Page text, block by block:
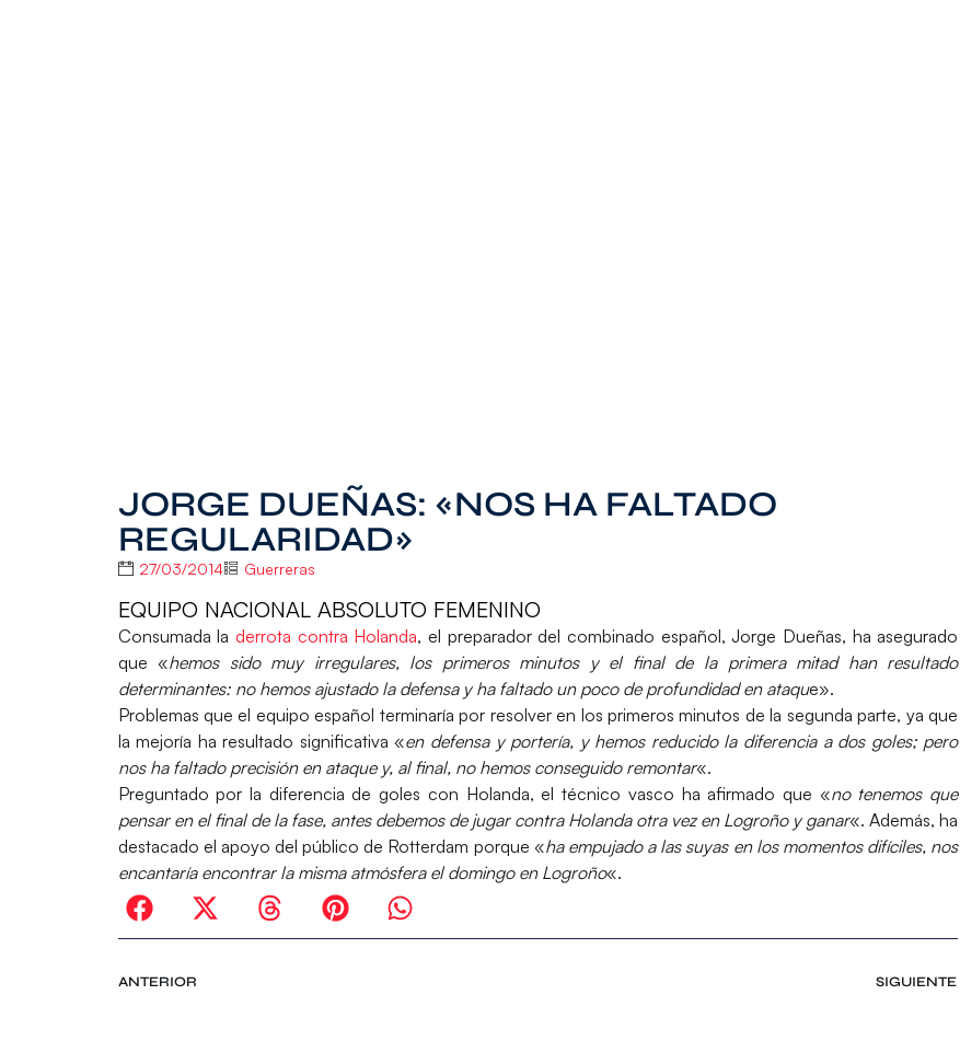
JORGE DUEÑAS: «NOS HA FALTADO
REGULARIDAD»
27/03/2014 Guerreras
EQUIPO NACIONAL ABSOLUTO FEMENINO
Consumada la derrota contra Holanda, el preparador del combinado español, Jorge Dueñas, ha asegurado
que «hemos sido muy irregulares, los primeros minutos y el final de la primera mitad han resultado
determinantes: no hemos ajustado la defensa y ha faltado un poco de profundidad en ataque».
Problemas que el equipo español terminaría por resolver en los primeros minutos de la segunda parte, ya que
la mejoría ha resultado significativa «en defensa y portería, y hemos reducido la diferencia a dos goles; pero
nos ha faltado precisión en ataque y, al final, no hemos conseguido remontar«.
Preguntado por la diferencia de goles con Holanda, el técnico vasco ha afirmado que «no tenemos que
pensar en el final de la fase, antes debemos de jugar contra Holanda otra vez en Logroño y ganar«. Además, ha
destacado el apoyo del público de Rotterdam porque «ha empujado a las suyas en los momentos difíciles, nos
encantaría encontrar la misma atmósfera el domingo en Logroño«.
ANTERIOR SIGUIENTE